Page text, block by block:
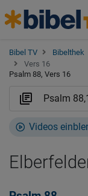
Bibel TV Bibelthek
Vers 16
Psalm 88, Vers 16
Videos